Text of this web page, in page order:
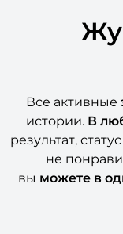
Все активные
истории. В
результат,
не
вы можете в